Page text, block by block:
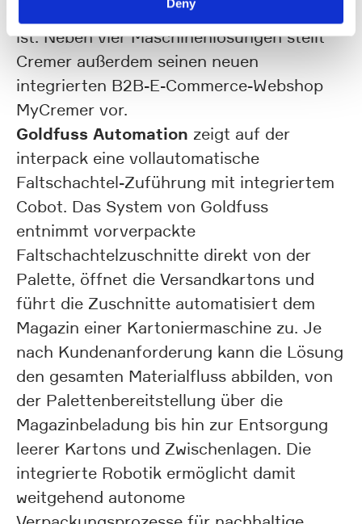
Deny
empfindlicher kleiner Samen angewiesen
ist. Neben vier Maschinenlösungen stellt
Cremer außerdem seinen neuen
integrierten B2B-E-Commerce-Webshop
MyCremer vor.
Goldfuss Automation zeigt auf der
interpack eine vollautomatische
Faltschachtel-Zuführung mit integriertem
Cobot. Das System von Goldfuss
entnimmt vorverpackte
Faltschachtelzuschnitte direkt von der
Palette, öffnet die Versandkartons und
führt die Zuschnitte automatisiert dem
Magazin einer Kartoniermaschine zu. Je
nach Kundenanforderung kann die Lösung
den gesamten Materialfluss abbilden, von
der Palettenbereitstellung über die
Magazinbeladung bis hin zur Entsorgung
leerer Kartons und Zwischenlagen. Die
integrierte Robotik ermöglicht damit
weitgehend autonome